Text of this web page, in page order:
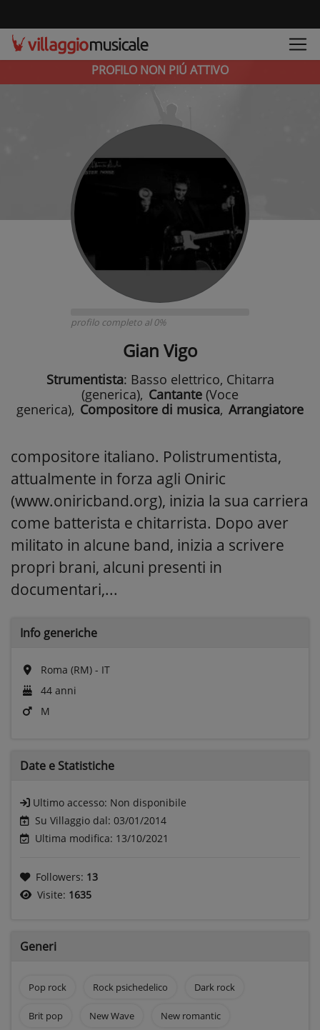
PROFILO NON PIÚ ATTIVO
profilo completo al 0%
Gian Vigo
Strumentista: Basso elettrico, Chitarra
(generica), Cantante (Voce
generica), Compositore di musica, Arrangiatore
compositore italiano. Polistrumentista,
attualmente in forza agli Oniric
(www.oniricband.org), inizia la sua carriera
come batterista e chitarrista. Dopo aver
militato in alcune band, inizia a scrivere
propri brani, alcuni presenti in
documentari,...
Info generiche
Roma (RM) - IT
44 anni
M
Date e Statistiche
Ultimo accesso: Non disponibile
Su Villaggio dal: 03/01/2014
Ultima modifica: 13/10/2021
Followers: 13
Visite: 1635
Generi
Pop rock Rock psichedelico Dark rock
Brit pop New Wave New romantic